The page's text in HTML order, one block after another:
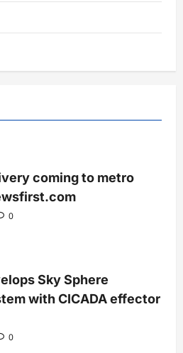
coming to metro
0
Sky Sphere
with CICADA effector
0